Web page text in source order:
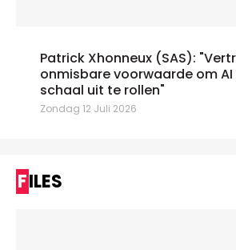
Patrick Xhonneux (SAS):
onmisbare voorwaarde om
schaal uit te rollen"
Zondag 12 Juli 2026
FILES